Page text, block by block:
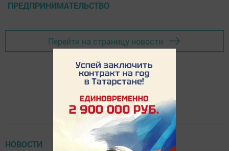
ПРЕДПРИНИМАТЕЛЬСТВО
Перейти на страницу новости
НОВОСТИ